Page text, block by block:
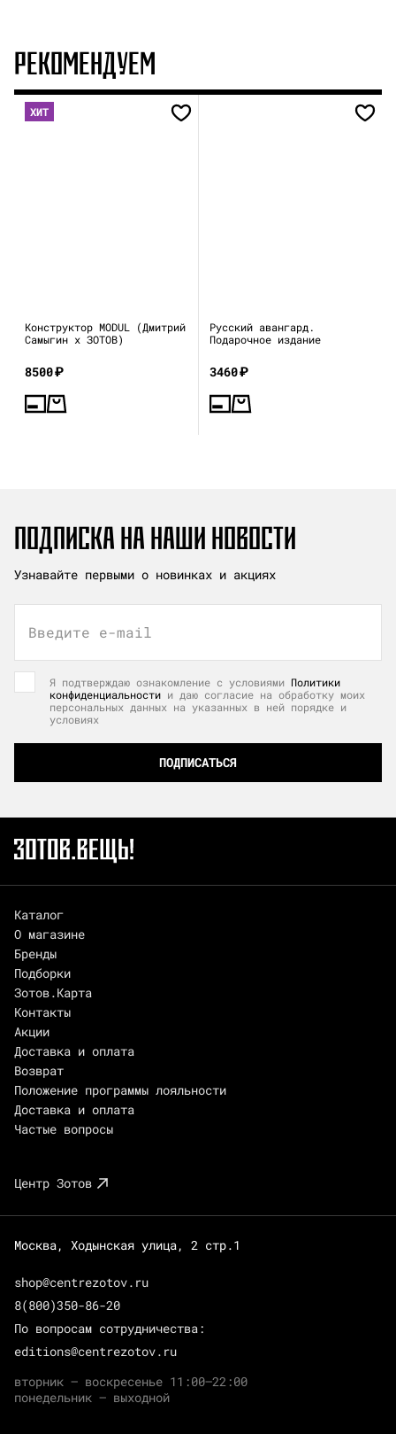
РЕКОМЕНДУЕМ
ХИТ
Конструктор MODUL (Дмитрий
Самыгин x ЗОТОВ)
8500₽
Русский авангард.
Подарочное издание
3460₽
ПОДПИСКА НА НАШИ НОВОСТИ
Узнавайте первыми о новинках и акциях
Введите e-mail
Я подтверждаю ознакомление с условиями Политики
конфиденциальности и даю согласие на обработку моих
персональных данных на указанных в ней порядке и
условиях
ПОДПИСАТЬСЯ
Каталог
О магазине
Бренды
Подборки
Зотов.Карта
Контакты
Акции
Доставка и оплата
Возврат
Положение программы лояльности
Доставка и оплата
Частые вопросы
Центр Зотов
Москва, Ходынская улица, 2 стр.1
shop@centrezotov.ru
8(800)350-86-20
По вопросам сотрудничества:
editions@centrezotov.ru
вторник — воскресенье 11:00–22:00
понедельник — выходной